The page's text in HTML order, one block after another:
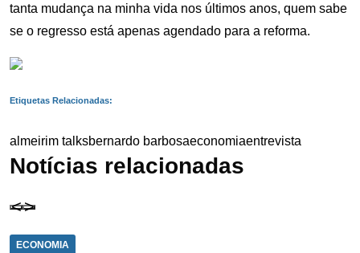
tanta mudança na minha vida nos últimos anos, quem sabe
se o regresso está apenas agendado para a reforma.
Etiquetas Relacionadas:
almeirim talksbernardo barbosaeconomiaentrevista
Notícias relacionadas
ECONOMIA